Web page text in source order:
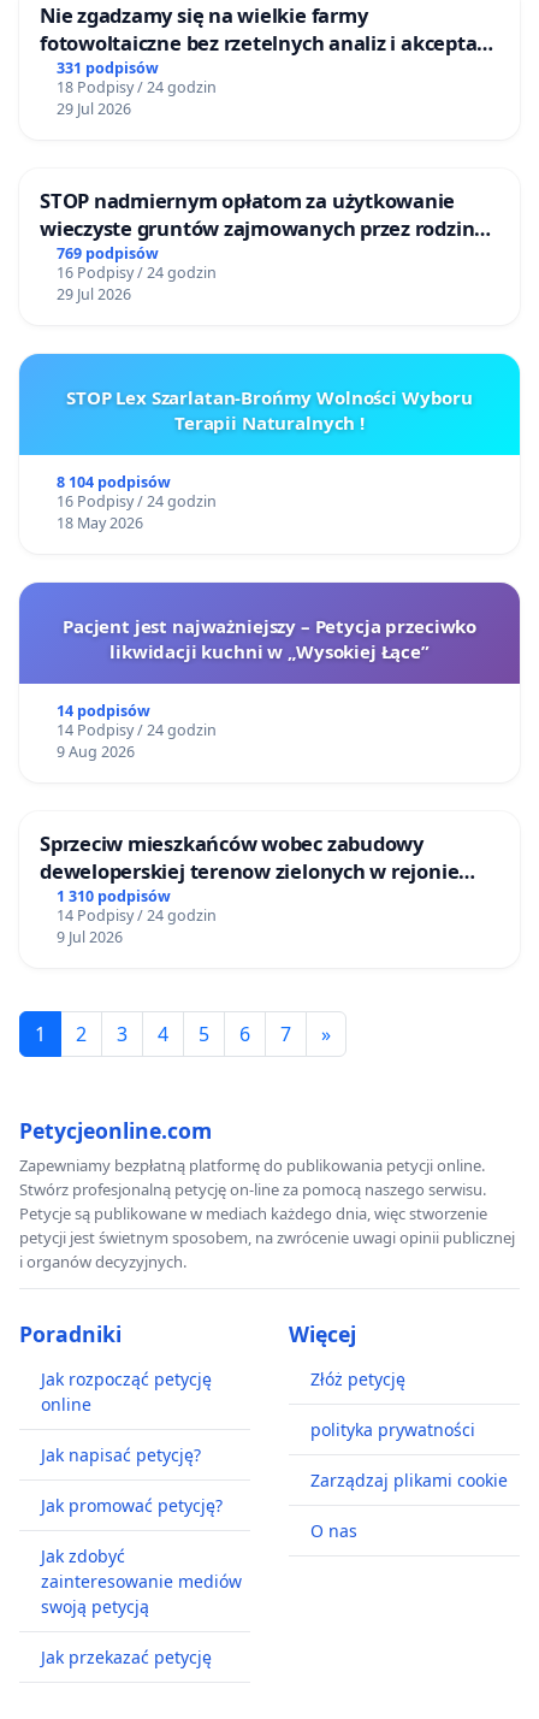
Nie zgadzamy się na wielkie farmy
fotowoltaiczne bez rzetelnych analiz i akceptacji
mieszkańców
331 podpisów
18 Podpisy / 24 godzin
29 Jul 2026
STOP nadmiernym opłatom za użytkowanie
wieczyste gruntów zajmowanych przez rodzinne
ogrody działkowe.
769 podpisów
16 Podpisy / 24 godzin
29 Jul 2026
STOP Lex Szarlatan-Brońmy Wolności Wyboru
Terapii Naturalnych !
8 104 podpisów
16 Podpisy / 24 godzin
18 May 2026
Pacjent jest najważniejszy – Petycja przeciwko
likwidacji kuchni w „Wysokiej Łące”
14 podpisów
14 Podpisy / 24 godzin
9 Aug 2026
Sprzeciw mieszkańców wobec zabudowy
deweloperskiej terenow zielonych w rejonie
Bulwarów Straceńskich w Bielsku-Białej
1 310 podpisów
14 Podpisy / 24 godzin
9 Jul 2026
1 2 3 4 5 6 7 »
Petycjeonline.com
Zapewniamy bezpłatną platformę do publikowania petycji online.
Stwórz profesjonalną petycję on-line za pomocą naszego serwisu.
Petycje są publikowane w mediach każdego dnia, więc stworzenie
petycji jest świetnym sposobem, na zwrócenie uwagi opinii publicznej
i organów decyzyjnych.
Poradniki
Jak rozpocząć petycję
online
Jak napisać petycję?
Jak promować petycję?
Jak zdobyć
zainteresowanie mediów
swoją petycją
Jak przekazać petycję
Więcej
Złóż petycję
polityka prywatności
Zarządzaj plikami cookie
O nas